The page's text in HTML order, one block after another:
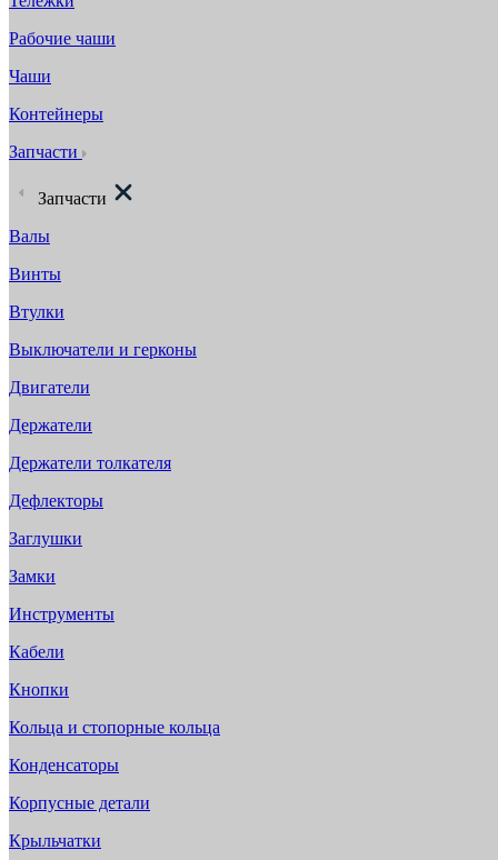
Рабочие чаши
Чаши
Контейнеры
Запчасти
Запчасти
Валы
Винты
Втулки
Выключатели и герконы
Двигатели
Держатели
Держатели толкателя
Дефлекторы
Заглушки
Замки
Инструменты
Кабели
Кнопки
Кольца и стопорные кольца
Конденсаторы
Корпусные детали
Крыльчатки